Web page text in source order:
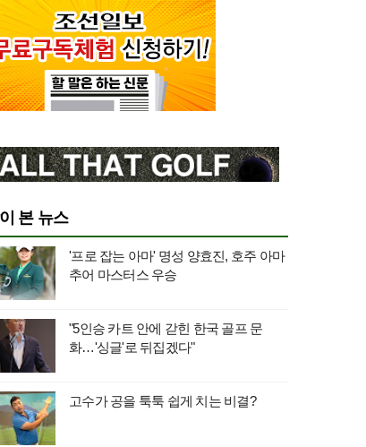
본 뉴스
'프로 잡는 아마' 명성 양효진, 호주 아마
추어 마스터스 우승
"5인승 카트 안에 갇힌 한국 골프 문
화…'싱글'로 뒤집겠다"
고수가 공을 툭툭 쉽게 치는 비결?